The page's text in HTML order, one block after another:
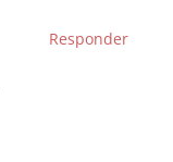
Responder